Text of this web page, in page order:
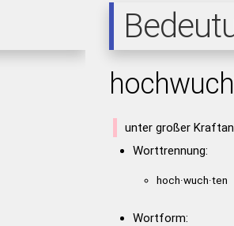
unter großer
Worttrennung:
hoch·wuch·ten
Wortform: